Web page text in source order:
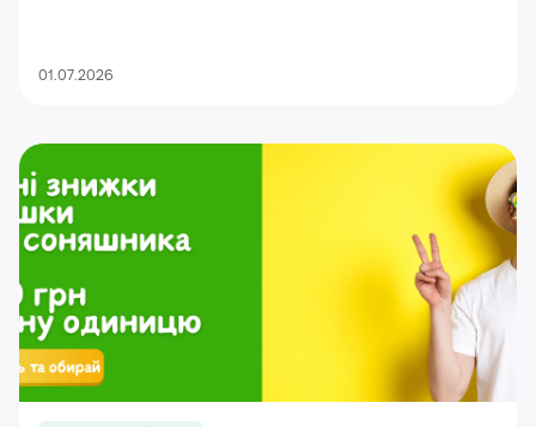
01.07.2026